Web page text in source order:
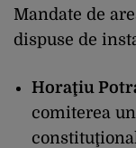
Mandate de
dispuse de
Horaţiu
comiterea